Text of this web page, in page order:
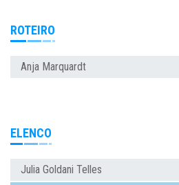
ROTEIRO
Anja Marquardt
ELENCO
Julia Goldani Telles